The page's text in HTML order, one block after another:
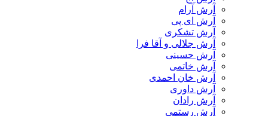
آرش آرام
آرش ای پی
آرش تشکری
آرش جلالی و آقا فرا
آرش حسینی
آرش خاتمی
آرش خان احمدی
آرش داوری
آرش رادان
آرش رستمى